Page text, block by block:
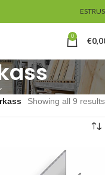
ESTRUS
0 €
Showing all 9 results